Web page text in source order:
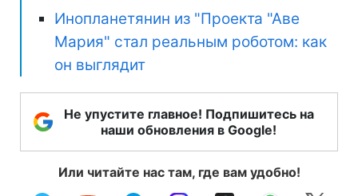
Инопланетянин из "Проекта "Аве
Мария" стал реальным роботом: как
он выглядит
Не упустите главное! Подпишитесь на
наши обновления в Google!
Или читайте нас там, где вам удобно!